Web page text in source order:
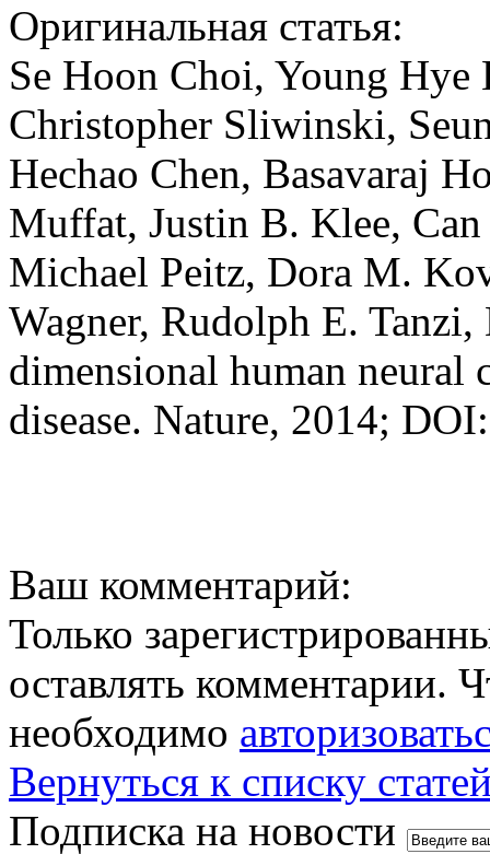
Оригинальная статья:
Se Hoon Choi, Young
Christopher Sliwinski,
Hechao Chen, Basavaraj
Muffat, Justin B. Klee,
Michael Peitz, Dora M.
Wagner, Rudolph E.
dimensional human neural
disease. Nature, 2014;
Ваш комментарий:
Только
оставлять комментарии.
необходимо
Вернуться к списку
Подписка на новости